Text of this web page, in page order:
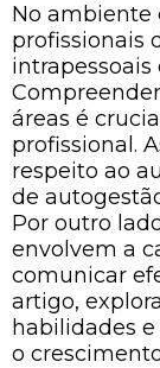
No ambiente
profissionais
intrapessoais
áreas é
profissional.
respeito ao
de
Por outro
envolvem a
comunicar
artigo,
habilidades
o